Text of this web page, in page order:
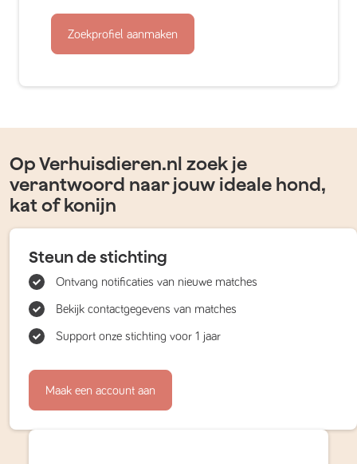
Zoekprofiel aanmaken
Op Verhuisdieren.nl zoek je
verantwoord naar jouw ideale hond,
kat of konijn
Steun de stichting
Ontvang notificaties van nieuwe matches
Bekijk contactgegevens van matches
Support onze stichting voor 1 jaar
Maak een account aan